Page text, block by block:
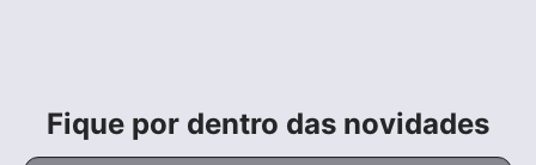
Fique por dentro das novidades